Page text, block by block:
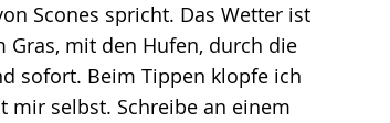
Scones spricht. Das Wetter ist
Gras, mit den Hufen, durch die
sofort. Beim Tippen klopfe ich
mir selbst. Schreibe an einem